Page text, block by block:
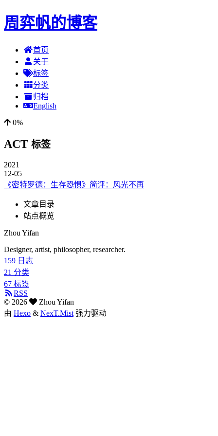
周弈帆的博客
首页
关于
标签
分类
归档
English
0%
ACT 标签
2021
12-05
《密特罗德：生存恐惧》简评：风光不再
文章目录
站点概览
Zhou Yifan
Designer, artist, philosopher, researcher.
159 日志
21 分类
67 标签
RSS
© 2026
Zhou Yifan
由 Hexo & NexT.Mist 强力驱动